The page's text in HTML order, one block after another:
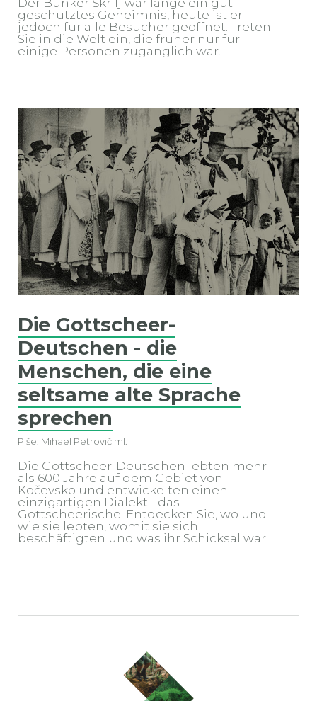
geschütztes Geheimnis, heute ist er
jedoch für alle Besucher geöffnet. Treten
Sie in die Welt ein, die früher nur für
einige Personen zugänglich war.
Die Gottscheer-
Deutschen - die
Menschen, die eine
seltsame alte Sprache
sprechen
Piše: Mihael Petrovič ml.
Die Gottscheer-Deutschen lebten mehr
als 600 Jahre auf dem Gebiet von
Kočevsko und entwickelten einen
einzigartigen Dialekt - das
Gottscheerische. Entdecken Sie, wo und
wie sie lebten, womit sie sich
beschäftigten und was ihr Schicksal war.